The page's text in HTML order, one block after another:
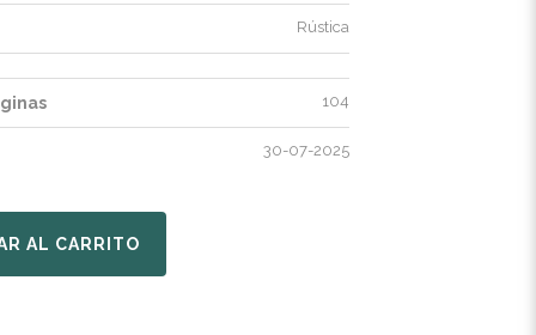
Rústica
104
30-07-2025